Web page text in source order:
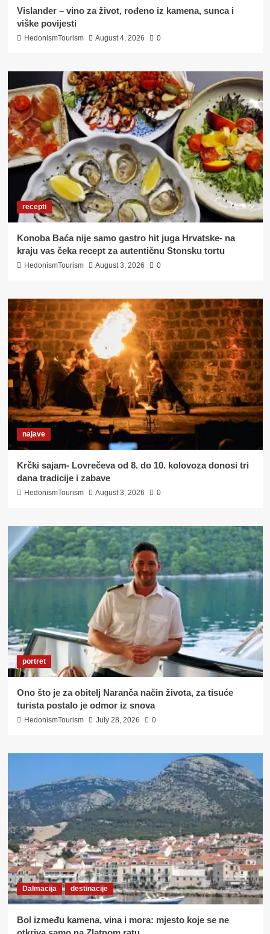
Vislander – vino za život, rođeno iz kamena, sunca i
viške povijesti
HedonismTourism August 4, 2026 0
recepti
Konoba Baća nije samo gastro hit juga Hrvatske- na
kraju vas čeka recept za autentičnu Stonsku tortu
HedonismTourism August 3, 2026 0
najave
Krčki sajam- Lovrečeva od 8. do 10. kolovoza donosi tri
dana tradicije i zabave
HedonismTourism August 3, 2026 0
portret
Ono što je za obitelj Naranča način života, za tisuće
turista postalo je odmor iz snova
HedonismTourism July 28, 2026 0
Dalmacija destinacije
Bol između kamena, vina i mora: mjesto koje se ne